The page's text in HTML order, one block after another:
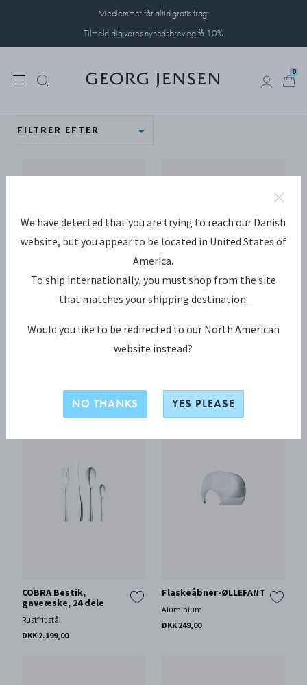
Medlemmer får altid gratis fragt
Tilmeld dig vores nyhedsbrev og få 10%
0
FILTRER EFTER
INDULGENCE
champagnekøler
DKK 1.899,00
COBRA Bestik,
gaveæske, 24 dele
Rustfrit stål
DKK 2.199,00
Flaskeåbner-ØLLEFANT
Aluminium
DKK 249,00
We have detected that you are trying to reach our Danish
website, but you appear to be located in United States of
America.
To ship internationally, you must shop from the site
that matches your shipping destination.
Would you like to be redirected to our North American
website instead?
NO THANKS YES PLEASE